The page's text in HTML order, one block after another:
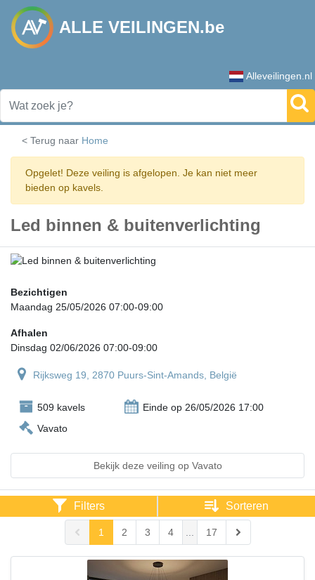
ALLE VEILINGEN.be
Alleveilingen.nl
< Terug naar Home
Opgelet! Deze veiling is afgelopen. Je kan niet meer
bieden op kavels.
Led binnen & buitenverlichting
Bezichtigen
Maandag 25/05/2026 07:00-09:00
Afhalen
Dinsdag 02/06/2026 07:00-09:00
Rijksweg 19, 2870 Puurs-Sint-Amands, België
509 kavels
Einde op 26/05/2026 17:00
Vavato
Bekijk deze veiling op Vavato
Filters Sorteren
1 2 3 4 17